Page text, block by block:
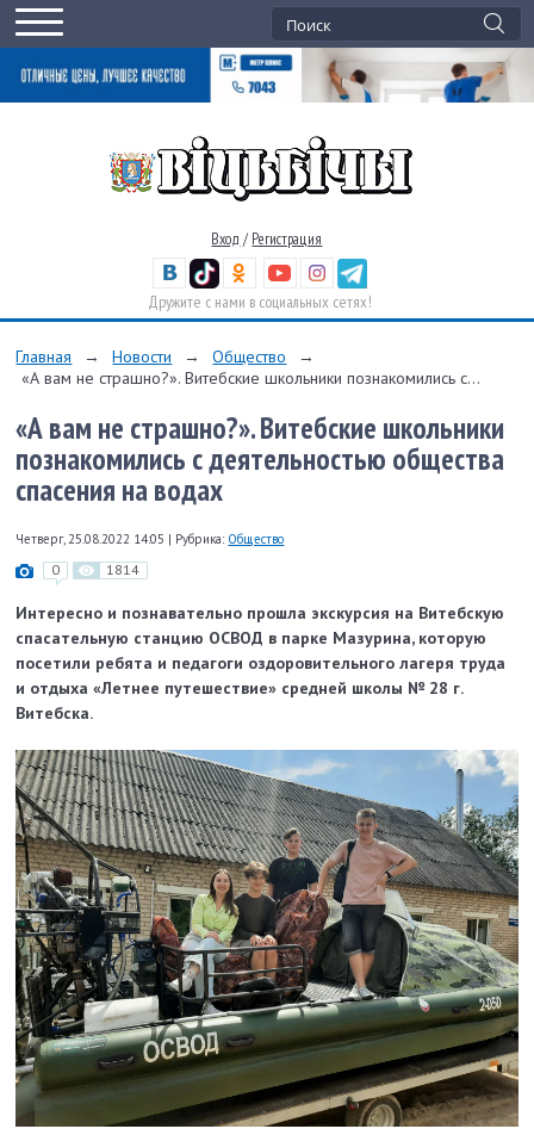
Вход / Регистрация
Дружите с нами в социальных сетях!
Главная → Новости → Общество
→
«А вам не страшно?». Витебские школьники познакомились с...
«А вам не страшно?». Витебские школьники
познакомились с деятельностью общества
спасения на водах
Четверг, 25.08.2022 14:05 | Рубрика: Общество
0 1814
Интересно и познавательно прошла экскурсия на Витебскую
спасательную станцию ОСВОД в парке Мазурина, которую
посетили ребята и педагоги оздоровительного лагеря труда
и отдыха «Летнее путешествие» средней школы № 28 г.
Витебска.